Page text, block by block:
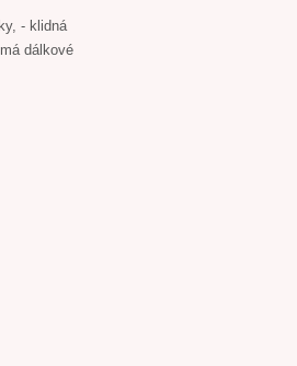
- klidná
dálkové